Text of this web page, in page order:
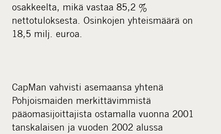
osakkeelta, mikä vastaa 85,2 %
nettotuloksesta. Osinkojen yhteismäärä on
18,5 milj. euroa.
CapMan vahvisti asemaansa yhtenä
Pohjoismaiden merkittävimmistä
pääomasijoittajista ostamalla vuonna 2001
tanskalaisen ja vuoden 2002 alussa